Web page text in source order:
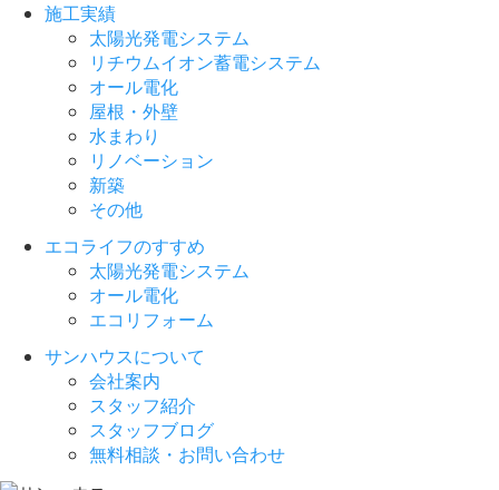
施工実績
太陽光発電システム
リチウムイオン蓄電システム
オール電化
屋根・外壁
水まわり
リノベーション
新築
その他
エコライフのすすめ
太陽光発電システム
オール電化
エコリフォーム
サンハウスについて
会社案内
スタッフ紹介
スタッフブログ
無料相談・お問い合わせ